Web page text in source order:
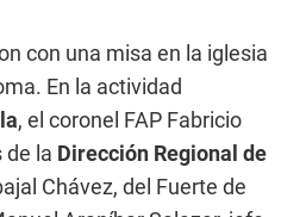
con una misa en la iglesia
En la actividad
, el coronel FAP Fabricio
de la Dirección Regional de
Chávez, del Fuerte de